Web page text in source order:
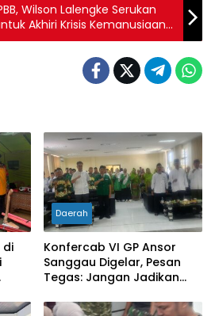
Wilson Lalengke Serukan
Akhiri Krisis Kemanusiaan
Tindouf
di
Daerah
Konfercab VI GP Ansor
Sanggau Digelar, Pesan
Tegas: Jangan Jadikan
Kejar Jabatan